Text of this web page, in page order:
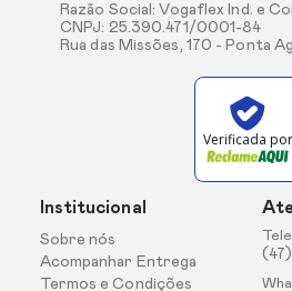
Razão Social: Vogaflex Ind. e
CNPJ: 25.390.471/0001-84
Rua das Missões, 170 - Ponta
Verificada por
Institucional
Sobre nós
Acompanhar Entrega
Termos e Condições